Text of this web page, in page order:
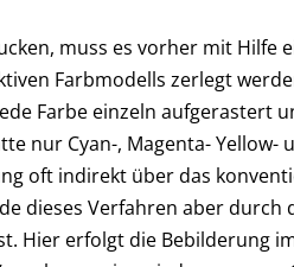
muss es vorher mit Hilfe
Farbmodells zerlegt
Farbe einzeln aufgerastert
nur Cyan-, Magenta- Yellow-
oft indirekt über das
dieses Verfahren aber
Hier erfolgt die Bebilderung